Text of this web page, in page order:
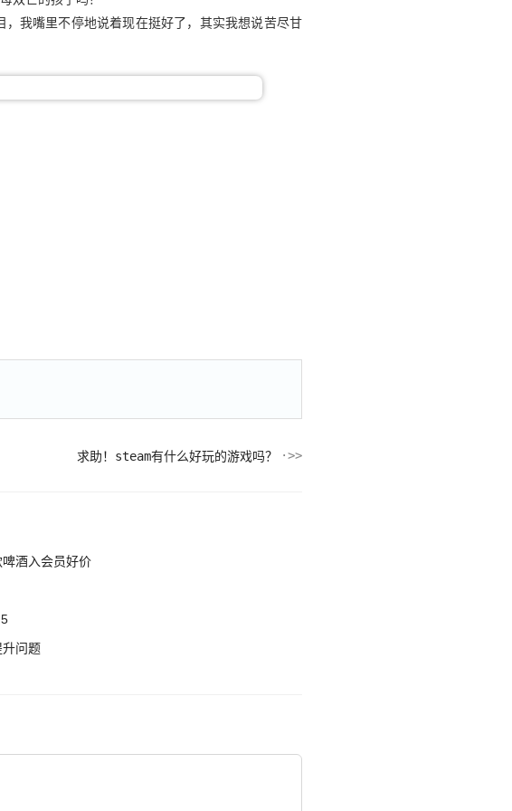
我嘴里不停地说着现在挺好了，其实我想说苦尽甘
求助！steam有什么好玩的游戏吗？
酒入会员好价
问题